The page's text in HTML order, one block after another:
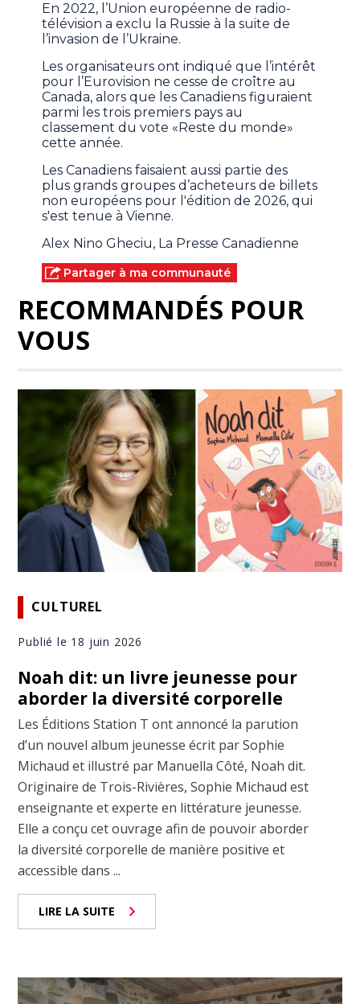
En 2022, l’Union européenne de radio-
télévision a exclu la Russie à la suite de
l’invasion de l’Ukraine.
Les organisateurs ont indiqué que l’intérêt
pour l’Eurovision ne cesse de croître au
Canada, alors que les Canadiens figuraient
parmi les trois premiers pays au
classement du vote «Reste du monde»
cette année.
Les Canadiens faisaient aussi partie des
plus grands groupes d’acheteurs de billets
non européens pour l'édition de 2026, qui
s'est tenue à Vienne.
Alex Nino Gheciu, La Presse Canadienne
Partager à ma communauté
RECOMMANDÉS POUR
VOUS
CULTUREL
Publié le 18 juin 2026
Noah dit: un livre jeunesse pour
aborder la diversité corporelle
Les Éditions Station T ont annoncé la parution
d’un nouvel album jeunesse écrit par Sophie
Michaud et illustré par Manuella Côté, Noah dit.
Originaire de Trois-Rivières, Sophie Michaud est
enseignante et experte en littérature jeunesse.
Elle a conçu cet ouvrage afin de pouvoir aborder
la diversité corporelle de manière positive et
accessible dans ...
LIRE LA SUITE